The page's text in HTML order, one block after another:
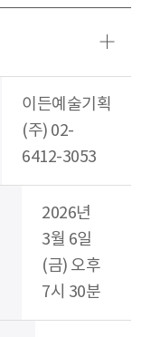
이든예술기획
(주) 02-
6412-3053
2026년
3월 6일
(금) 오후
7시 30분